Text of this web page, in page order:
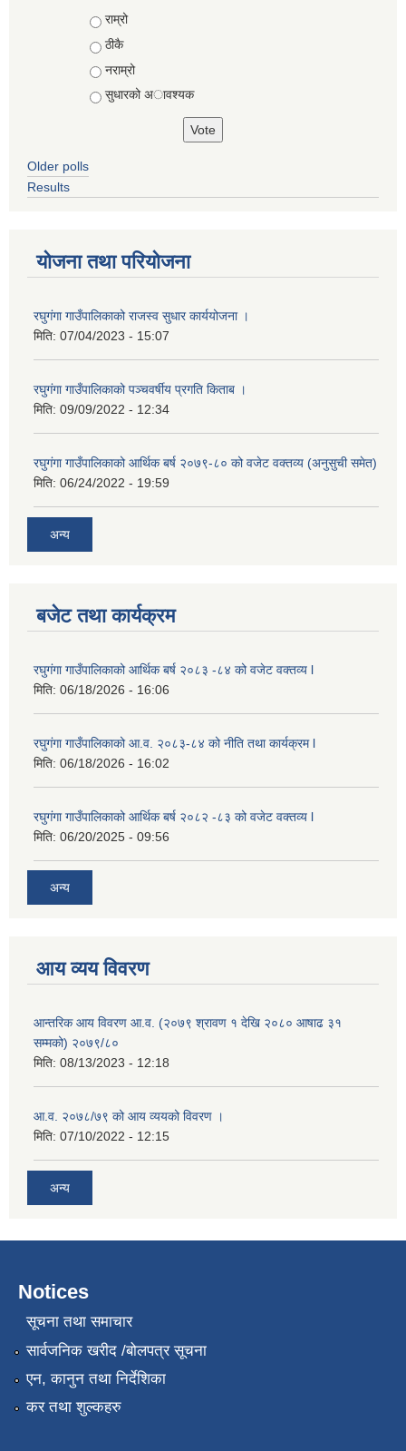
Choices
राम्रो
ठीकै
नराम्रो
सुधारको अावश्यक
Older polls
Results
योजना तथा परियोजना
रघुगंगा गाउँपालिकाको राजस्व सुधार कार्ययोजना ।
मिति: 07/04/2023 - 15:07
रघुगंगा गाउँपालिकाको पञ्चवर्षीय प्रगति किताब ।
मिति: 09/09/2022 - 12:34
रघुगंगा गाउँपालिकाको आर्थिक बर्ष २०७९-८० को वजेट वक्तव्य (अनुसुची समेत)
मिति: 06/24/2022 - 19:59
अन्य
बजेट तथा कार्यक्रम
रघुगंगा गाउँपालिकाको आर्थिक बर्ष २०८३ -८४ को वजेट वक्तव्य l
मिति: 06/18/2026 - 16:06
रघुगंगा गाउँपालिकाको आ.व. २०८३-८४ को नीति तथा कार्यक्रम l
मिति: 06/18/2026 - 16:02
रघुगंगा गाउँपालिकाको आर्थिक बर्ष २०८२ -८३ को वजेट वक्तव्य l
मिति: 06/20/2025 - 09:56
अन्य
आय व्यय विवरण
आन्तरिक आय विवरण आ.व. (२०७९ श्रावण १ देखि २०८० आषाढ ३१
सम्मको) २०७९/८०
मिति: 08/13/2023 - 12:18
आ.व. २०७८/७९ को आय व्ययको विवरण ।
मिति: 07/10/2022 - 12:15
अन्य
Notices
सूचना तथा समाचार
सार्वजनिक खरीद /बोलपत्र सूचना
एन, कानुन तथा निर्देशिका
कर तथा शुल्कहरु